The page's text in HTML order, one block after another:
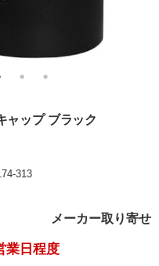
ャップ ブラック
313
メーカー取り寄せ
業日程度